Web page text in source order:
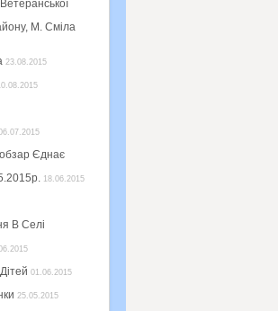
М. Сміла
23.08.2015
Єднає
18.06.2015
В Селі
01.06.2015
25.05.2015